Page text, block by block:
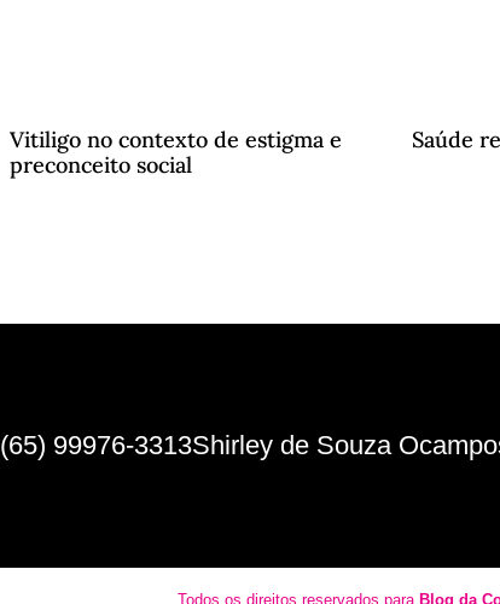
Vitiligo no contexto de estigma e
preconceito social
Saúde
(65) 99976-3313Shirley de Souza
Todos os direitos reservados paraBlog da